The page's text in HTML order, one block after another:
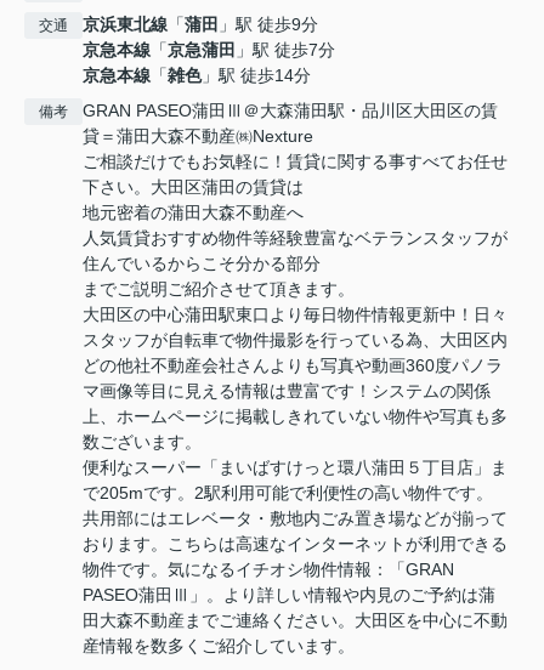
交通 京浜東北線 「蒲田 」駅 徒歩9分
京急本線 「京急蒲田 」駅 徒歩7分
京急本線 「雑色」駅 徒歩14分
備考
GRAN PASEO蒲田Ⅲ＠大森蒲田駅・品川区大田区の賃
貸＝蒲田大森不動産㈱Nexture
ご相談だけでもお気軽に！賃貸に関する事すべてお任せ
下さい。大田区蒲田の賃貸は
地元密着の蒲田大森不動産へ
人気賃貸おすすめ物件等経験豊富なベテランスタッフが
住んでいるからこそ分かる部分
までご説明ご紹介させて頂きます。
大田区の中心蒲田駅東口より毎日物件情報更新中！日々
スタッフが自転車で物件撮影を行っている為、大田区内
どの他社不動産会社さんよりも写真や動画360度パノラ
マ画像等目に見える情報は豊富です！システムの関係
上、ホームページに掲載しきれていない物件や写真も多
数ございます。
便利なスーパー「まいばすけっと環八蒲田５丁目店」ま
で205mです。2駅利用可能で利便性の高い物件です。
共用部にはエレベータ・敷地内ごみ置き場などが揃って
おります。こちらは高速なインターネットが利用できる
物件です。気になるイチオシ物件情報：「GRAN
PASEO蒲田Ⅲ」。より詳しい情報や内見のご予約は蒲
田大森不動産までご連絡ください。大田区を中心に不動
産情報を数多くご紹介しています。